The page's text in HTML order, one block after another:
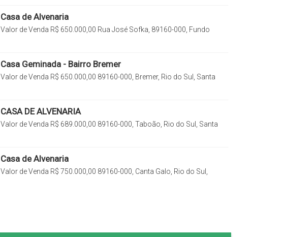
Casa de Alvenaria
R$ 650.000,00
Valor de Venda
Rua José Sofka, 89160-000, Fundo
Casa Geminada - Bairro Bremer
R$ 650.000,00
Valor de Venda
89160-000, Bremer, Rio do Sul, Santa
CASA DE ALVENARIA
R$ 689.000,00
Valor de Venda
89160-000, Taboão, Rio do Sul, Santa
Casa de Alvenaria
R$ 750.000,00
Valor de Venda
89160-000, Canta Galo, Rio do Sul,